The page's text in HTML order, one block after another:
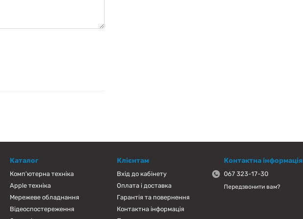
Каталог
Комп'ютерна техніка
Apple техніка
Мережеве обладнання
Відеоспостереження
Клієнтам
Вхід до кабінету
Оплата і доставка
Гарантія та повернення
Контактна інформація
Контактна інформація
067 323-17-30
Передзвонити вам?